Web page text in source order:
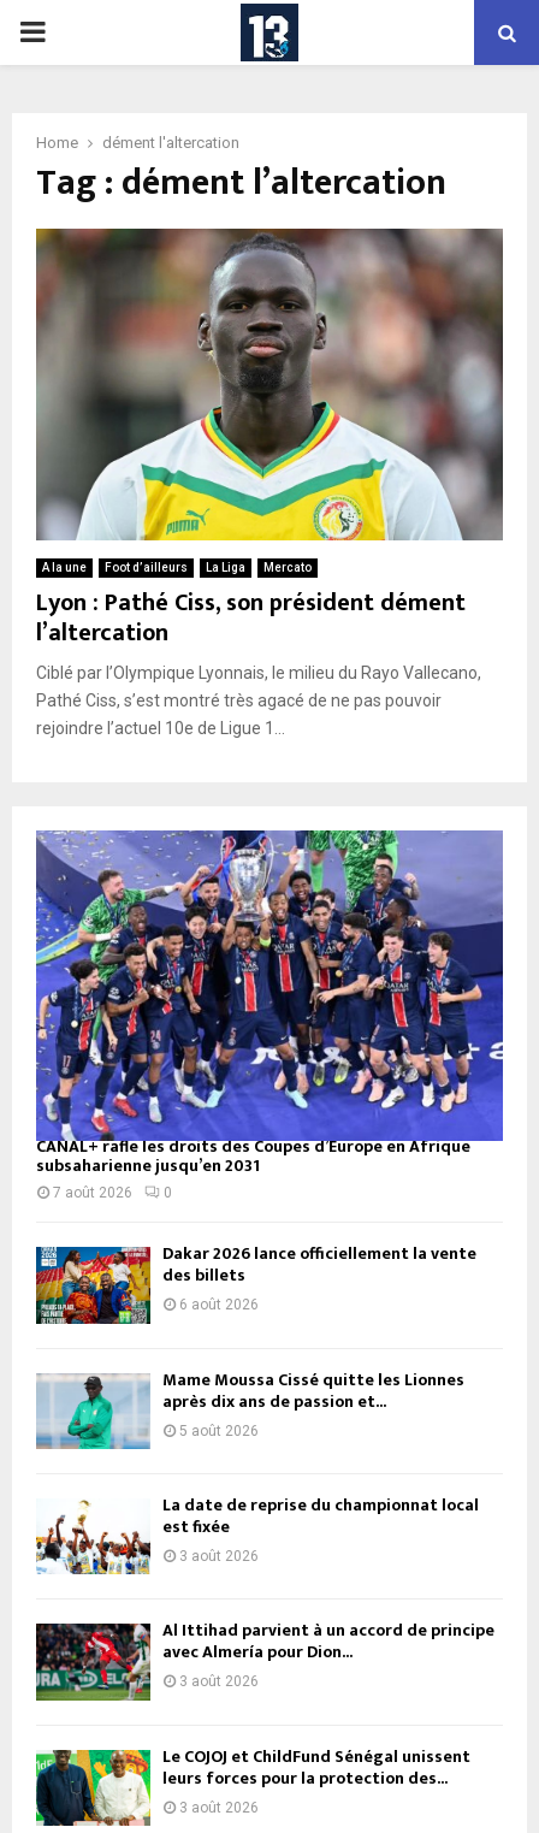
PRIMARY
Home dément l'altercation
Tag : dément l’altercation
A la une Foot d’ailleurs La Liga Mercato
Lyon : Pathé Ciss, son président dément
l’altercation
Ciblé par l’Olympique Lyonnais, le milieu du Rayo Vallecano,
Pathé Ciss, s’est montré très agacé de ne pas pouvoir
rejoindre l’actuel 10e de Ligue 1...
CANAL+ rafle les droits des Coupes d’Europe en Afrique
subsaharienne jusqu’en 2031
7 août 2026 0
Dakar 2026 lance officiellement la vente
des billets
6 août 2026
Mame Moussa Cissé quitte les Lionnes
après dix ans de passion et...
5 août 2026
La date de reprise du championnat local
est fixée
3 août 2026
Al Ittihad parvient à un accord de principe
avec Almería pour Dion...
3 août 2026
Le COJOJ et ChildFund Sénégal unissent
leurs forces pour la protection des...
3 août 2026